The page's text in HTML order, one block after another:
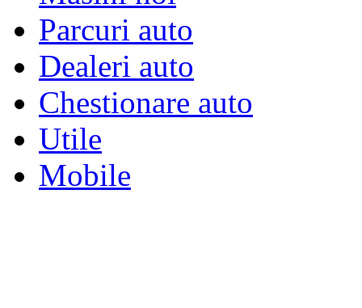
Parcuri auto
Dealeri auto
Chestionare auto
Utile
Mobile